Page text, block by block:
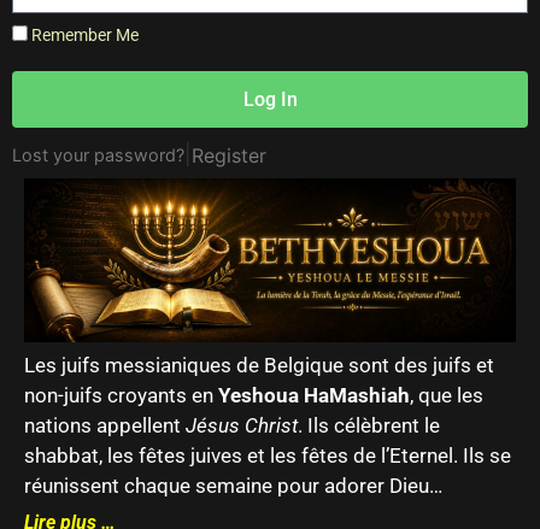
Remember Me
Log In
Lost your password? Register
Les juifs messianiques de Belgique sont des juifs et
non-juifs croyants en Yeshoua HaMashiah, que les
nations appellent Jésus Christ. Ils célèbrent le
shabbat, les fêtes juives et les fêtes de l’Eternel. Ils se
réunissent chaque semaine pour adorer Dieu…
Lire plus …